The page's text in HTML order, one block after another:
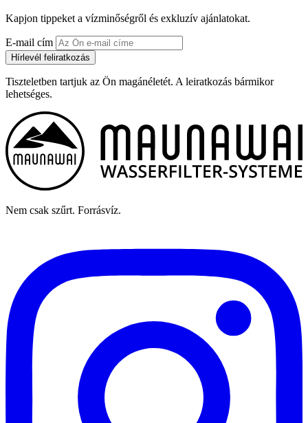
Kapjon tippeket a vízminőségről és exkluzív ajánlatokat.
E-mail cím
Hírlevél feliratkozás
Tiszteletben tartjuk az Ön magánéletét. A leiratkozás bármikor
lehetséges.
Nem csak szűrt. Forrásvíz.